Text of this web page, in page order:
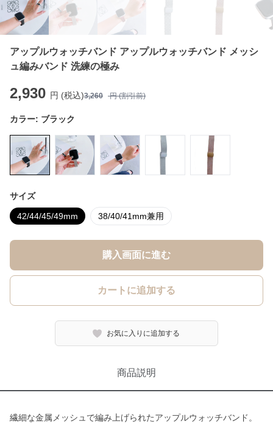
アップルウォッチバンド アップルウォッチバンド メッシ
ュ編みバンド 洗練の極み
2,930 円 (税込)3,260 円 (割引前)
カラー: ブラック
サイズ
42/44/45/49mm 38/40/41mm兼用
購入画面に進む
カートに追加する
お気に入りに追加する
商品説明
繊細な金属メッシュで編み上げられたアップルウォッチバンド。